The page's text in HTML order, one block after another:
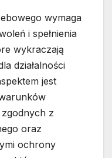
wymaga
i spełnienia
wykraczają
działalności
jest
z
oraz
ochrony